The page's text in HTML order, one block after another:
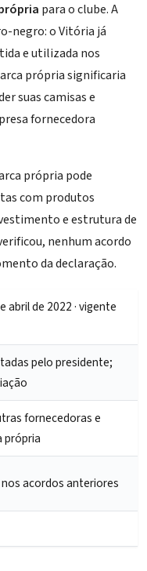
para o clube. A
negro: o Vitória já
e utilizada nos
própria significaria
suas camisas e
fornecedora
própria pode
com produtos
e estrutura de
nenhum acordo
da declaração.
abril de 2022 · vigente
pelo presidente;
fornecedoras e
própria
nos acordos anteriores